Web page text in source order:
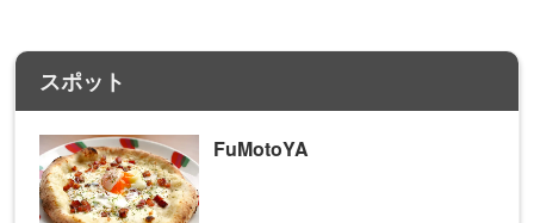
スポット
FuMotoYA